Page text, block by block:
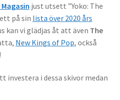
just utsett ”Yoko: The
på sin lista över 2020 års
kan vi glädjas åt att även The
New Kings of Pop, också
investera i dessa skivor medan